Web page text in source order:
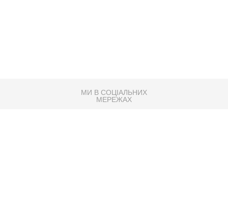
МИ В СОЦІАЛЬНИХ
МЕРЕЖАХ